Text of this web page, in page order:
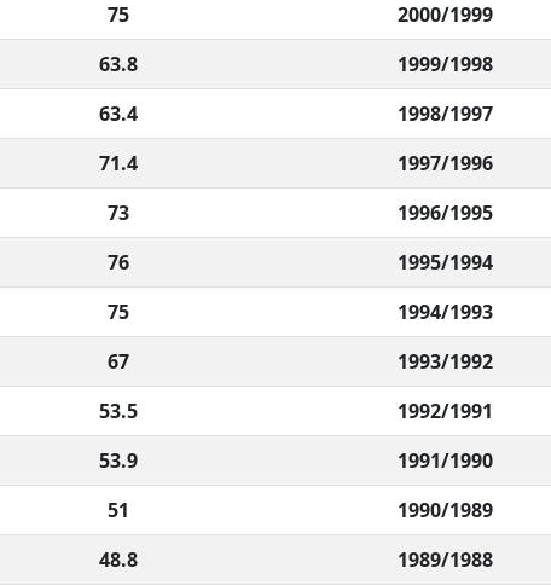
2000/1999
75
1999/1998
63.8
1998/1997
63.4
1997/1996
71.4
1996/1995
73
1995/1994
76
1994/1993
75
1993/1992
67
1992/1991
53.5
1991/1990
53.9
1990/1989
51
1989/1988
48.8